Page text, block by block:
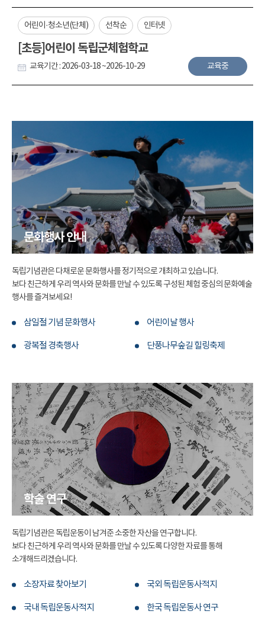
어린이·청소년(단체) 선착순 인터넷
[초등]어린이 독립군체험학교
교육기간 : 2026-03-18 ~2026-10-29 교육중
문화행사 안내
독립기념관은 다채로운 문화행사를 정기적으로 개최하고 있습니다.
보다 친근하게 우리 역사와 문화를 만날 수 있도록 구성된 체험 중심의 문화예술
행사를 즐겨보세요!
삼일절 기념 문화행사 어린이날 행사
광복절 경축행사 단풍나무숲길 힐링축제
학술 연구
독립기념관은 독립운동이 남겨준 소중한 자산을 연구합니다.
보다 친근하게 우리 역사와 문화를 만날 수 있도록 다양한 자료를 통해
소개해드리겠습니다.
소장자료 찾아보기 국외 독립운동사적지
국내 독립운동사적지 한국 독립운동사 연구